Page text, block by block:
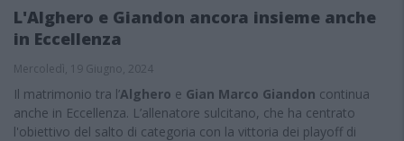
L'Alghero e Giandon ancora insieme anche
in Eccellenza
Mercoledì, 19 Giugno, 2024
Il matrimonio tra l’Alghero e Gian Marco Giandon continua
anche in Eccellenza. L’allenatore sulcitano, che ha centrato
l'obiettivo del salto di categoria con la vittoria dei playoff di